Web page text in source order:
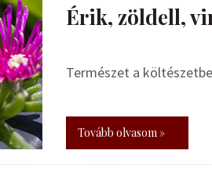
Érik, zöldell,
Természet a
Tovább olvasom »